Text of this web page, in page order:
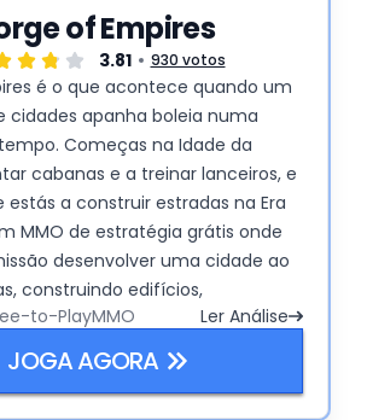
of Empires
3.81 930 votos
é o que acontece quando um
cidades apanha boleia numa
Começas na Idade da
cabanas e a treinar lanceiros, e
a construir estradas na Era
MMO de estratégia grátis onde
desenvolver uma cidade ao
construindo edifícios,
tecnologias e batalhando num
A rotina é simples: constrói
recursos, conquista território e
a melhorar – com chapéus
to-PlayMMO Ler Análise
JOGA AGORA